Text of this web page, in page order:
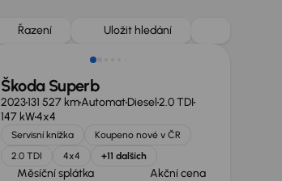
Řazení Uložit hledání
Zlevněno o 10 000 Kč
Škoda Superb
2023131 527 kmAutomatDiesel2.0 TDI
147 kW4x4
Servisní knížka
Koupeno nové v ČR
2.0 TDI
4x4 +11 dalších
Měsíční splátka Akční cena